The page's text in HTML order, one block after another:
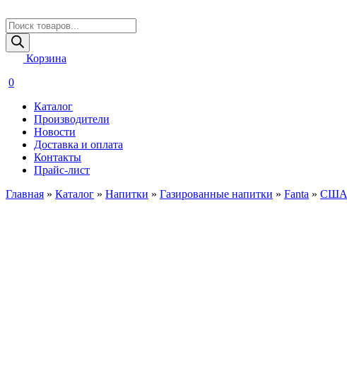
Поиск
товаров
Корзина
0
Каталог
Производители
Новости
Доставка и оплата
Контакты
Прайс-лист
Главная » Каталог » Напитки » Газированные напитки » Fanta » США